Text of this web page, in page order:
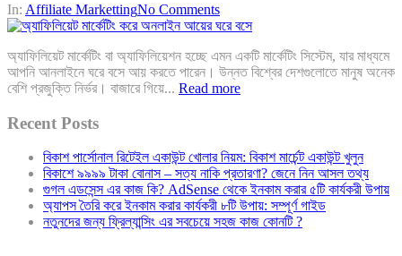
In: Affiliate MarkettingNo Comments
অ্যাফিলিয়েট মার্কেটিং বা অ্যাফিলিয়েশন হচ্ছে এমন একটি মার্কেটিং সিস্টেম, যার মাধ্যমে
আপনি আনলাইনে ঘরে বসে আয় করতে পারেন। উন্নত বিশ্বের দেশগুলোতে মানুষ অনেক
বেশি প্রজুক্তি নির্ভর। বাজারে গিয়ে... Read more
Recent Posts
বিকাশ পার্সোনাল রিটেইল একাউন্ট খোলার নিয়ম: বিকাশ মার্চেন্ট একাউন্ট খুলুন
বিকাশে ৯৯৯৯ টাকা বোনাস – সত্য নাকি প্রতারণা? জেনে নিন আসল তথ্য
গুগল এডসেন্স এর কাজ কি? AdSense থেকে ইনকাম করার ৫টি কার্যকরী উপায়
অ্যাপস তৈরি করে ইনকাম করার কার্যকরী ৮টি উপায়: সম্পূর্ণ গাইড
নতুনদের জন্য ফ্রিল্যান্সিং এর সবচেয়ে সহজ কাজ কোনটি ?